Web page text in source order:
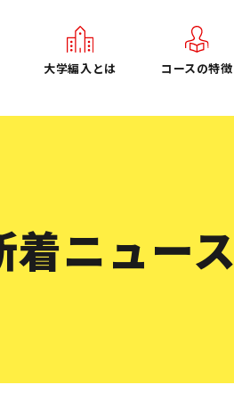
大学編入とは コースの特徴
着ニュース